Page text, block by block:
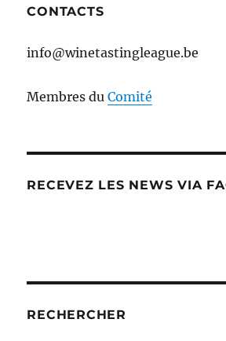
CONTACTS
info@winetastingleague.be
Membres duComité
RECEVEZ LES NEWS VIA
RECHERCHER